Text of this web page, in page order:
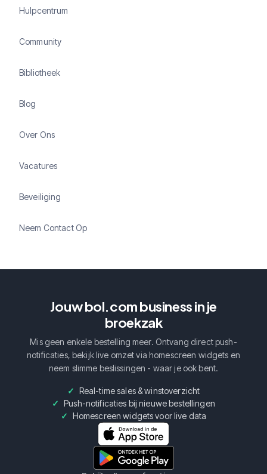
Hulpcentrum
Community
Bibliotheek
Blog
Over Ons
Vacatures
Beveiliging
Neem Contact Op
Jouw bol.com business in je
broekzak
Mis geen enkele bestelling meer. Ontvang direct push-
notificaties, bekijk live omzet via homescreen widgets en
neem slimme beslissingen - waar je ook bent.
Real-time sales & winstoverzicht
Push-notificaties bij nieuwe bestellingen
Homescreen widgets voor live data